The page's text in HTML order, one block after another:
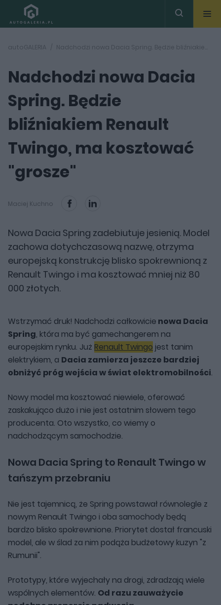
autoGALERIA Nadchodzi nowa Dacia Spring. Będzie bliźniakiem Renault Twingo, ma kosztować "grosze"
Nadchodzi nowa Dacia
Spring. Będzie
bliźniakiem Renault
Twingo, ma kosztować
"grosze"
Maciej Kuchno
Nowa Dacia Spring zadebiutuje jesienią. Model
zachowa dotychczasową nazwę, otrzyma
europejską konstrukcję blisko spokrewnioną z
Renault Twingo i ma kosztować mniej niż 80
000 złotych.
Wstrzymać druk! Nadchodzi całkowicie nowa Dacia
Spring, która ma być gamechangerem na
europejskim rynku. Już Renault Twingo jest tanim
elektrykiem, a Dacia zamierza jeszcze bardziej
obniżyć próg wejścia w świat elektromobilności.
Nowy model ma kosztować niewiele, oferować
zaskakująco dużo i nie jest ostatnim słowem tego
producenta. Oto wszystko, co wiemy o
nadchodzącym samochodzie.
Nowa Dacia Spring to Renault Twingo w
tańszym przebraniu
Nie jest tajemnicą, że Spring powstawał równolegle z
nowym Renault Twingo i oba samochody będą
bardzo blisko spokrewnione. Priorytet dostał francuski
model, ale w ślad za nim podąża budżetowy kuzyn "z
Rumunii".
Prototypy, które wyjechały na drogi, zdradzają wiele
wspólnych elementów. Od razu zauważycie